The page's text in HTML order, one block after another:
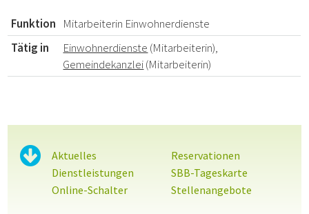
Funktion Mitarbeiterin Einwohnerdienste
Tätig in
Einwohnerdienste (Mitarbeiterin),
Gemeindekanzlei(Mitarbeiterin)
Sidebar
Aktuelles
Dienstleistungen
Online-Schalter
Reservationen
SBB-Tageskarte
Stellenangebote